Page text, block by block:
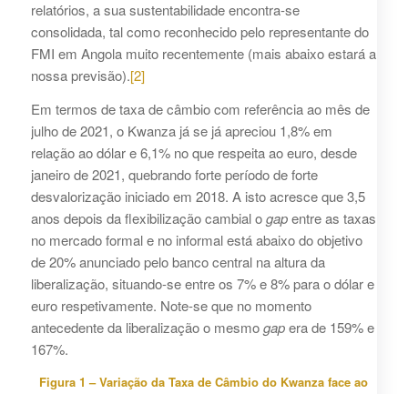
relatórios, a sua sustentabilidade encontra-se
consolidada, tal como reconhecido pelo representante do
FMI em Angola muito recentemente (mais abaixo estará a
nossa previsão).[2]
Em termos de taxa de câmbio com referência ao mês de
julho de 2021, o Kwanza já se já apreciou 1,8% em
relação ao dólar e 6,1% no que respeita ao euro, desde
janeiro de 2021, quebrando forte período de forte
desvalorização iniciado em 2018. A isto acresce que 3,5
anos depois da flexibilização cambial ogapentre as taxas
no mercado formal e no informal está abaixo do objetivo
de 20% anunciado pelo banco central na altura da
liberalização, situando-se entre os 7% e 8% para o dólar e
euro respetivamente. Note-se que no momento
antecedente da liberalização o mesmogapera de 159% e
167%.
Figura 1 – Variação da Taxa de Câmbio do Kwanza face ao